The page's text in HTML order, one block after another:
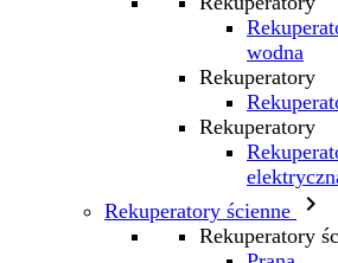
wodna
Rekuperatory
Rekuperatory
Rekuperatory ścienne

Rekuperatory